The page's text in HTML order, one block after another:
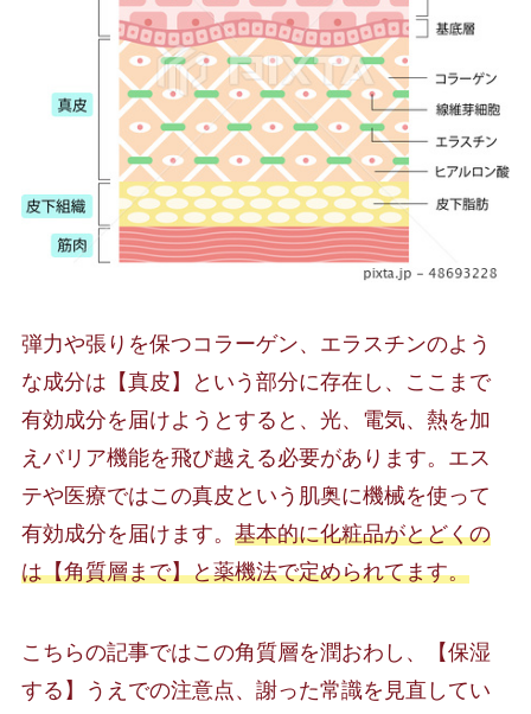
弾力や張りを保つコラーゲン、エラスチンのよう
な成分は【真皮】という部分に存在し、ここまで
有効成分を届けようとすると、光、電気、熱を加
えバリア機能を飛び越える必要があります。エス
テや医療ではこの真皮という肌奥に機械を使って
有効成分を届けます。 基本的に化粧品がとどくの
は【角質層まで】と薬機法で定められてます。
こちらの記事ではこの角質層を潤おわし、【保湿
する】うえでの注意点、謝った常識を見直してい